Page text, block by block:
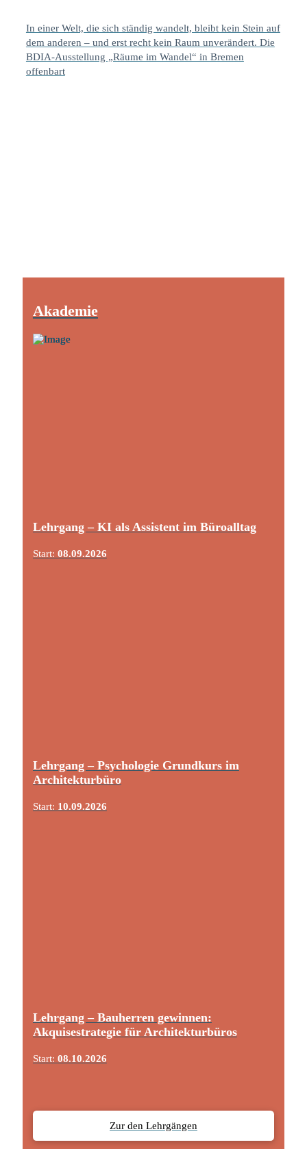
In einer Welt, die sich ständig wandelt, bleibt kein Stein auf
dem anderen – und erst recht kein Raum unverändert. Die
BDIA-Ausstellung „Räume im Wandel“ in Bremen
offenbart
Akademie
Lehrgang – KI als Assistent im Büroalltag
Start: 08.09.2026
Lehrgang – Psychologie Grundkurs im
Architekturbüro
Start: 10.09.2026
Lehrgang – Bauherren gewinnen:
Akquisestrategie für Architekturbüros
Start: 08.10.2026
Zur den Lehrgängen